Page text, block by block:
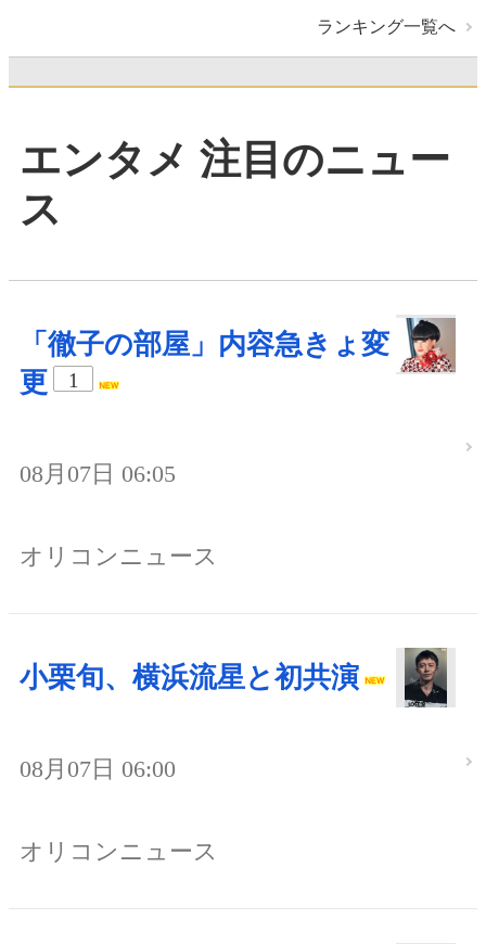
ランキング一覧へ
エンタメ 注目のニュー
ス
「徹子の部屋」内容急きょ変
更
1
08月07日 06:05
オリコンニュース
小栗旬、横浜流星と初共演
08月07日 06:00
オリコンニュース